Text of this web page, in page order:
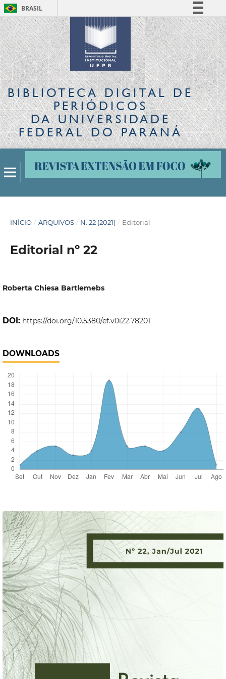
BRASIL
Simplifique!
Comunica BR
Participe
Acesso à informação
Legislação
Canais
BIBLIOTECA DIGITALDE
PERIÓDICOS
DA UNIVERSIDADE
FEDERAL DO PARANÁ
INÍCIO / ARQUIVOS / N. 22 (2021) / Editorial
Editorial nº 22
Roberta Chiesa Bartlemebs
DOI: https://doi.org/10.5380/ef.v0i22.78201
DOWNLOADS